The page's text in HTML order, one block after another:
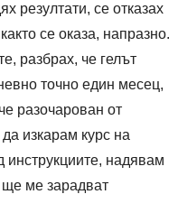
резултати, се отказах
се оказа, напразно.
разбрах, че гелът
точно един месец,
разочарован от
изкарам курс на
инструкциите, надявам
ще ме зарадват